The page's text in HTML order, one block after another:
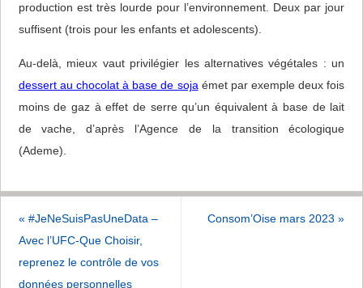
production est très lourde pour l’environnement. Deux par jour
suffisent (trois pour les enfants et adolescents).
Au-delà, mieux vaut privilégier les alternatives végétales : un
dessert au chocolat à base de soja émet par exemple deux fois
moins de gaz à effet de serre qu’un équivalent à base de lait
de vache, d’après l’Agence de la transition écologique
(Ademe).
« #JeNeSuisPasUneData –
Avec l’UFC-Que Choisir,
reprenez le contrôle de vos
données personnelles
Consom’Oise mars 2023»